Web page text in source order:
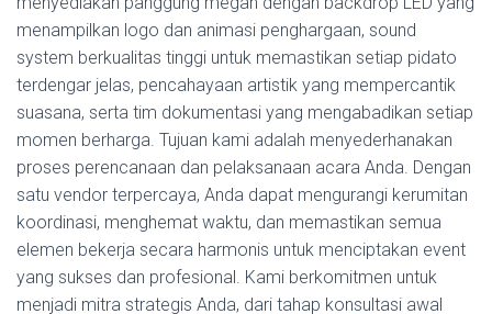
menampilkan logo dan animasi penghargaan, sound
system berkualitas tinggi untuk memastikan setiap pidato
terdengar jelas, pencahayaan artistik yang mempercantik
suasana, serta tim dokumentasi yang mengabadikan setiap
momen berharga. Tujuan kami adalah menyederhanakan
proses perencanaan dan pelaksanaan acara Anda. Dengan
satu vendor terpercaya, Anda dapat mengurangi kerumitan
koordinasi, menghemat waktu, dan memastikan semua
elemen bekerja secara harmonis untuk menciptakan event
yang sukses dan profesional. Kami berkomitmen untuk
menjadi mitra strategis Anda, dari tahap konsultasi awal